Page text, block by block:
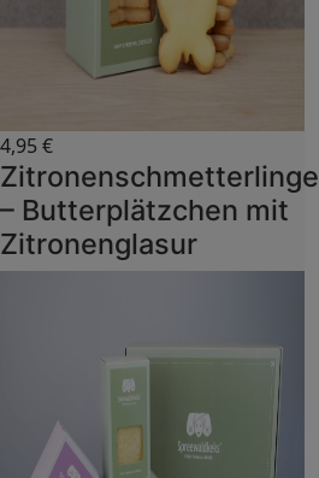
4,95 €
Zitronenschmetterlinge
– Butterplätzchen mit
Zitronenglasur